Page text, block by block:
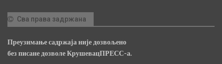
Сва права задржана
Преузимање садржаја није дозвољено
без писане дозволе КрушевацПРЕСС-а.